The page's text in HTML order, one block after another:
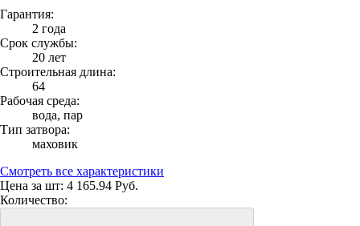
Гарантия:
2 года
Срок службы:
20 лет
Строительная длина:
64
Рабочая среда:
вода, пар
Тип затвора:
маховик
Смотреть все характеристики
Цена за шт: 4 165.94 Руб.
Количество: